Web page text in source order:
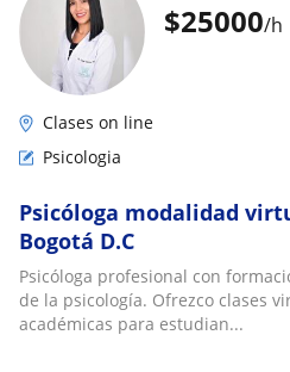
$25000/h
Clases on line
Psicologia
Psicóloga modalidad
Bogotá D.C
Psicóloga profesional con
de la psicología. Ofrezco clases
académicas para estudian...